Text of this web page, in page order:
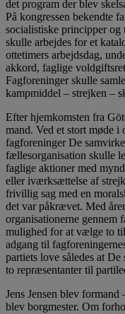
det program der blev
På kongressen bekendte
socialistiske principper
skulle arbejdes for et
ottetimers arbejdsdag,
akkord, faglige
Fagforeninger skulle
kampmiddel – strejken –
Efter hjemkomsten fra
mand. Ved et stort møde i
fagforeninger De
fællesorganisation skulle
faglige aktioner med
eller iværksættelse af
frivillig sag med en
det var påkrævet. Med
organisationerne gennem
mulighed for at vælge to
adgang til
partiets love således at
to repræsentanter til
Jens Jensen blev
blev borgmester. Om